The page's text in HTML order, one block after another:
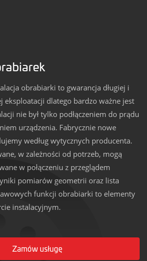
obrabiarki to gwarancja długiej i
eksploatacji dlatego bardzo ważne jest
nie był tylko podłączeniem do prądu
urządzenia. Fabrycznie nowe
według wytycznych producenta.
w zależności od potrzeb, mogą
w połączeniu z przeglądem
pomiarów geometrii oraz lista
funkcji obrabiarki to elementy
instalacyjnym.
Zamów usługę